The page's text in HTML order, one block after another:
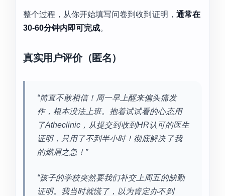
整个过程，从你开始填写问卷到收到证明， 通常在
30-60分钟内即可完成。
真实用户评价（匿名）
“简直不敢相信！周一早上醒来偏头痛发
作，根本没法上班。抱着试试看的心态用
了Atheclinic，从提交到收到HR认可的医生
证明，只用了不到半小时！彻底解决了我
的燃眉之急！”
“孩子的学校突然要我们补交上周五的缺勤
证明。我当时就慌了，以为肯定办不到